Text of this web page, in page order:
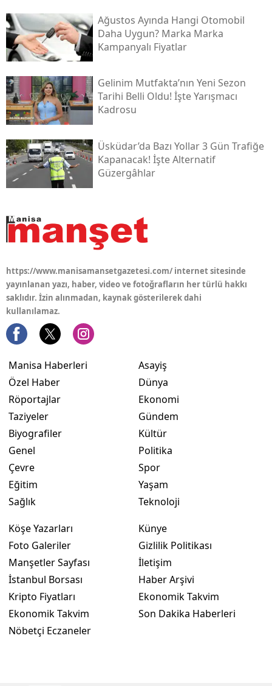
Ağustos Ayında Hangi Otomobil
Daha Uygun? Marka Marka
Kampanyalı Fiyatlar
Gelinim Mutfakta’nın Yeni Sezon
Tarihi Belli Oldu! İşte Yarışmacı
Kadrosu
Üsküdar’da Bazı Yollar 3 Gün Trafiğe
Kapanacak! İşte Alternatif
Güzergâhlar
https://www.manisamansetgazetesi.com/ internet sitesinde
yayınlanan yazı, haber, video ve fotoğrafların her türlü hakkı
saklıdır. İzin alınmadan, kaynak gösterilerek dahi
kullanılamaz.
Manisa Haberleri
Özel Haber
Röportajlar
Taziyeler
Biyografiler
Genel
Çevre
Eğitim
Sağlık
Asayiş
Dünya
Ekonomi
Gündem
Kültür
Politika
Spor
Yaşam
Teknoloji
Köşe Yazarları
Foto Galeriler
Manşetler Sayfası
İstanbul Borsası
Kripto Fiyatları
Ekonomik Takvim
Nöbetçi Eczaneler
Künye
Gizlilik Politikası
İletişim
Haber Arşivi
Ekonomik Takvim
Son Dakika Haberleri